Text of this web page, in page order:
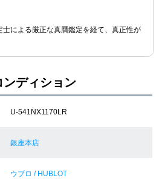
による厳正な真贋鑑定を経て、真正性が
ディション
U-541NX1170LR
銀座本店
ウブロ / HUBLOT